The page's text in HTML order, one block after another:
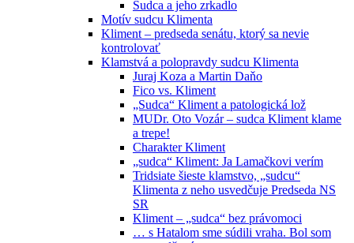
Sudca a jeho zrkadlo
Motív sudcu Klimenta
Kliment – predseda senátu, ktorý sa nevie
kontrolovať
Klamstvá a polopravdy sudcu Klimenta
Juraj Koza a Martin Daňo
Fico vs. Kliment
„Sudca“ Kliment a patologická lož
MUDr. Oto Vozár – sudca Kliment klame
a trepe!
Charakter Kliment
„sudca“ Kliment: Ja Lamačkovi verím
Tridsiate šieste klamstvo, „sudcu“
Klimenta z neho usvedčuje Predseda NS
SR
Kliment – „sudca“ bez právomoci
… s Hatalom sme súdili vraha. Bol som